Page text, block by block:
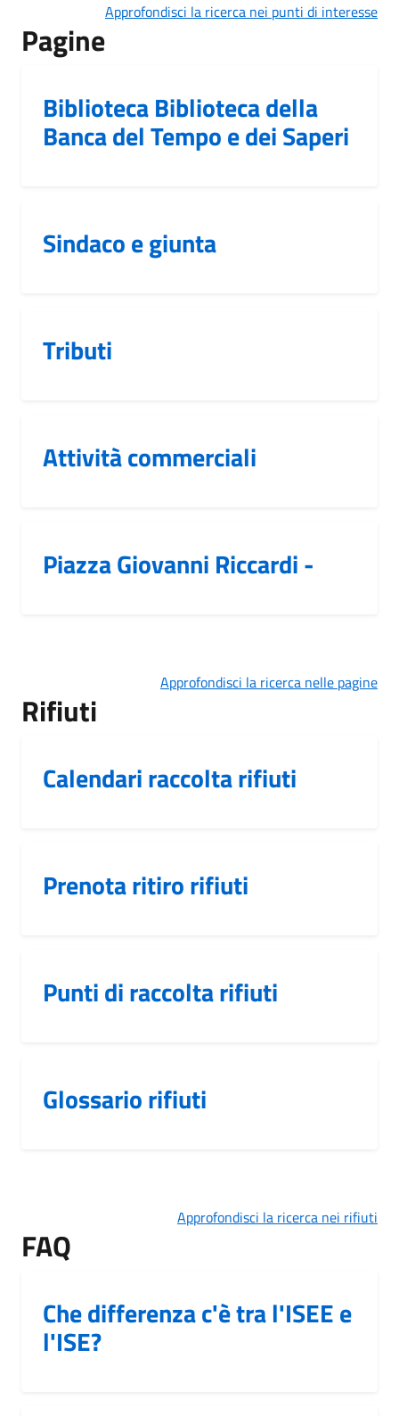
Approfondisci la ricerca nei punti di interesse
Pagine
Biblioteca Biblioteca della
Banca del Tempo e dei Saperi
Sindaco e giunta
Tributi
Attività commerciali
Piazza Giovanni Riccardi -
Approfondisci la ricerca nelle pagine
Rifiuti
Calendari raccolta rifiuti
Prenota ritiro rifiuti
Punti di raccolta rifiuti
Glossario rifiuti
Approfondisci la ricerca nei rifiuti
FAQ
Che differenza c'è tra l'ISEE e
l'ISE?